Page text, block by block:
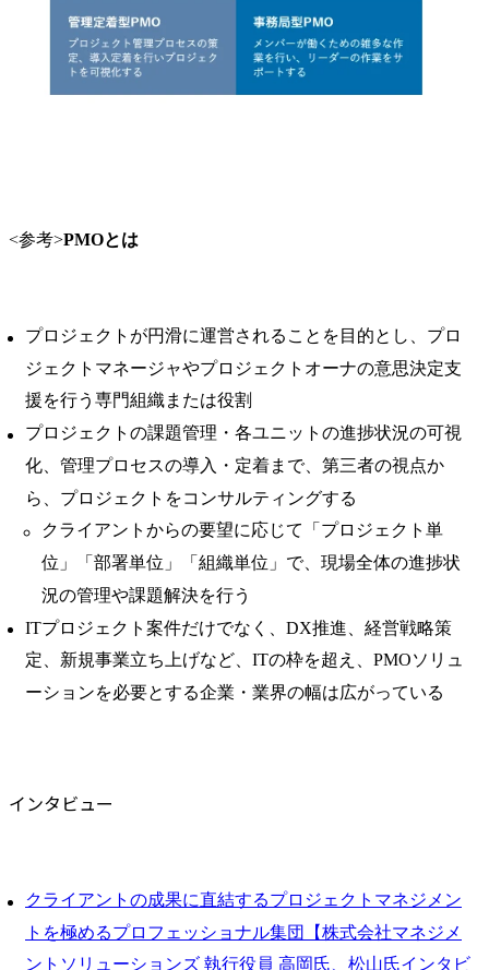
<参考>PMOとは
プロジェクトが円滑に運営されることを目的とし、プロ
ジェクトマネージャやプロジェクトオーナの意思決定支
援を行う専門組織または役割
プロジェクトの課題管理・各ユニットの進捗状況の可視
化、管理プロセスの導入・定着まで、第三者の視点か
ら、プロジェクトをコンサルティングする
クライアントからの要望に応じて「プロジェクト単
位」「部署単位」「組織単位」で、現場全体の進捗状
況の管理や課題解決を行う
ITプロジェクト案件だけでなく、DX推進、経営戦略策
定、新規事業立ち上げなど、ITの枠を超え、PMOソリュ
ーションを必要とする企業・業界の幅は広がっている
インタビュー
クライアントの成果に直結するプロジェクトマネジメン
トを極めるプロフェッショナル集団【株式会社マネジメ
ントソリューションズ 執行役員 高岡氏、松山氏インタビ